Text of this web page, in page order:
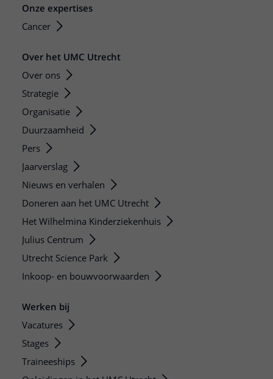
Onze expertises
Cancer
Over het UMC Utrecht
Over ons
Strategie
Organisatie
Duurzaamheid
Pers
Jaarverslag
Nieuws en verhalen
Doneren aan het UMC Utrecht
Het Wilhelmina Kinderziekenhuis
Julius Centrum
Utrecht Science Park
Inkoop- en bouwvoorwaarden
Werken bij
Vacatures
Stages
Traineeships